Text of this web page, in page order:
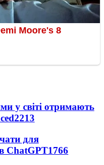
у світі отримають
2213
для
ChatGPT1766